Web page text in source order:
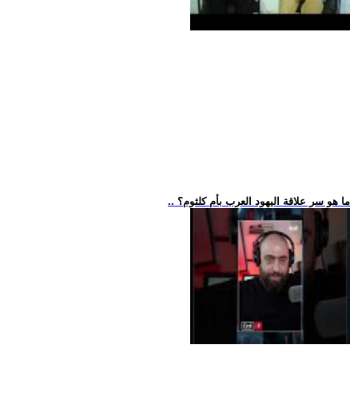
.. ما هو سر علاقة اليهود العرب بأم كلثوم؟